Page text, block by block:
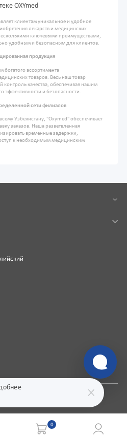
OXYmed
клиентам уникальное и удобное
лекарств и медицинских
ключевыми преимуществами,
удобным и безопасным для клиентов.
продукция
богатого ассортимента
товаров. Весь наш товар
качества, обеспечивая нашим
эффективности и безопасности.
сети филиалов
Узбекистану, "Oxymed" обеспечивает
заказов. Наша разветвленная
временные задержки,
к необходимым медицинским
0